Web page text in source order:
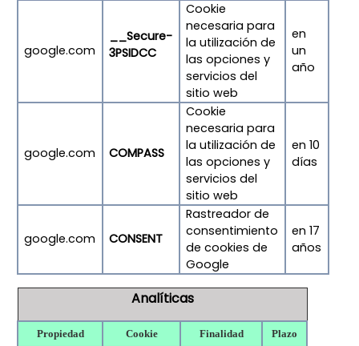
google.com
__Secure-
3PSIDCC
Cookie
necesaria para
la utilización de
las opciones y
servicios del
sitio web
en
un
año
google.com COMPASS
Cookie
necesaria para
la utilización de
las opciones y
servicios del
sitio web
en 10
días
google.com CONSENT
Rastreador de
consentimiento
de cookies de
Google
en 17
años
Analíticas
Propiedad Cookie Finalidad Plazo